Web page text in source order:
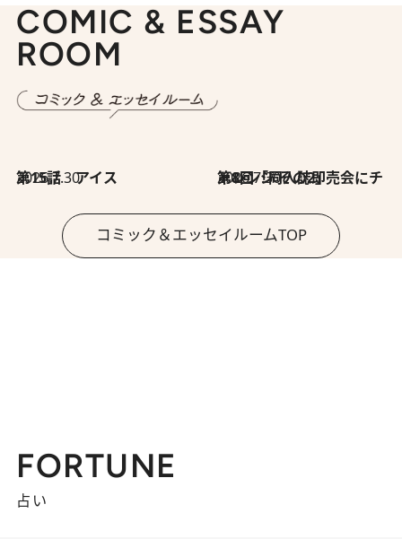
COMIC & ESSAY
ROOM
2026.7.30
第15話 アイス 2026.7.30
第8回「同人誌即売会にチャレンジ その2」
コミック＆エッセイルームTOP
FORTUNE
占い